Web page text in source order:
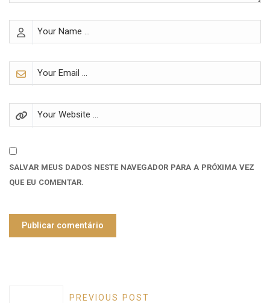
SALVAR MEUS DADOS NESTE NAVEGADOR PARA A PRÓXIMA VEZ
QUE EU COMENTAR.
PREVIOUS POST